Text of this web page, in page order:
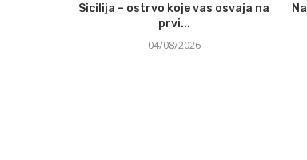
Sicilija – ostrvo koje vas osvaja na
prvi...
04/08/2026